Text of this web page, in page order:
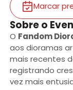
Marcar
Sobre o
O Fandom
aos dioramas
mais recentes
registrando
vez mais